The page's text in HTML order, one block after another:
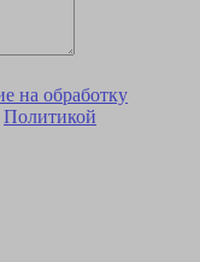
на обработку
Политикой